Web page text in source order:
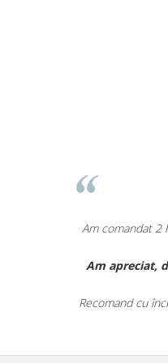
Sunt extrem de
Am comandat un
adevărat
Au venit în ambalajul